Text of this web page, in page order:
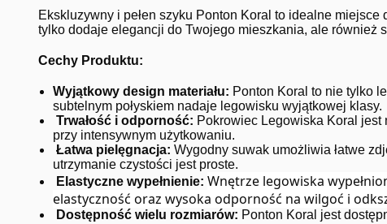
Ekskluzywny i pełen szyku Ponton Koral to idealne
tylko dodaje elegancji do Twojego mieszkania, ale również
Cechy Produktu:
Wyjątkowy design materiału: Ponton Koral to nie tylko
subtelnym połyskiem nadaje legowisku wyjątkowej klasy.
Trwałość i odporność: Pokrowiec Legowiska Koral
przy intensywnym użytkowaniu.
Łatwa pielęgnacja: Wygodny suwak umożliwia łatwe
utrzymanie czystości jest proste.
Elastyczne wypełnienie: Wnętrze legowiska
elastyczność oraz wysoka odporność na wilgoć i
Dostępność wielu rozmiarów: Ponton Koral jest